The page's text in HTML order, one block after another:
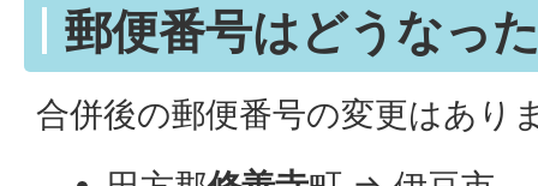
郵便番号はどうなっ
合併後の郵便番号の変更はあり